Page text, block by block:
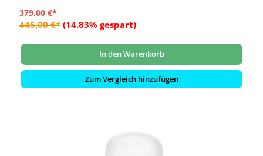
379,00 €*
445,00 €* (14.83% gespart)
In den Warenkorb
Zum Vergleich hinzufügen